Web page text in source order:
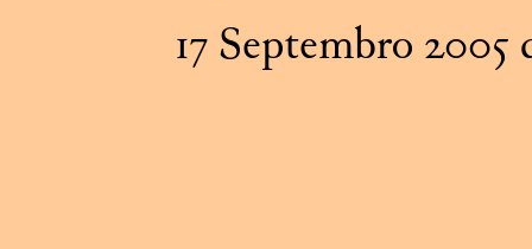
17 Septembro